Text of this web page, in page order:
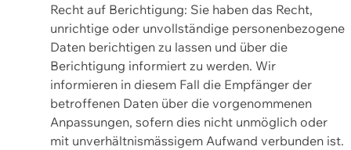
Recht auf Berichtigung: Sie haben das Recht,
unrichtige oder unvollständige personenbezogene
Daten berichtigen zu lassen und über die
Berichtigung informiert zu werden. Wir
informieren in diesem Fall die Empfänger der
betroffenen Daten über die vorgenommenen
Anpassungen, sofern dies nicht unmöglich oder
mit unverhältnismässigem Aufwand verbunden ist.